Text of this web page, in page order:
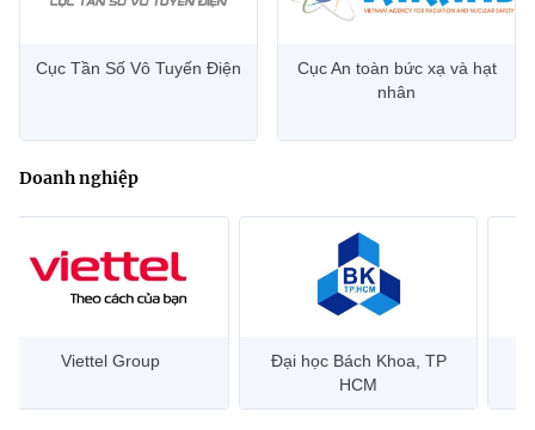
Cục Tần Số Vô Tuyến Điện
Cục An toàn bức xạ và hạt
nhân
Doanh nghiệp
Đại học Bách Khoa, TP
Bưu điện Việt Nam –
Vietnam Post